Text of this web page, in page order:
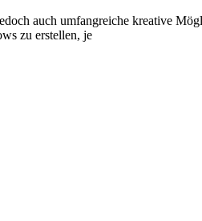
auch umfangreiche kreative
zu erstellen, je